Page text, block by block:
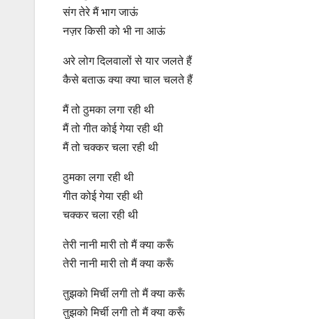
संग तेरे मैं भाग जाऊं
नज़र किसी को भी ना आऊं
अरे लोग दिलवालों से यार जलते हैं
कैसे बताऊ क्या क्या चाल चलते हैं
मैं तो ठुमका लगा रही थी
मैं तो गीत कोई गेया रही थी
मैं तो चक्कर चला रही थी
ठुमका लगा रही थी
गीत कोई गेया रही थी
चक्कर चला रही थी
तेरी नानी मारी तो मैं क्या करूँ
तेरी नानी मारी तो मैं क्या करूँ
तुझको मिर्ची लगी तो मैं क्या करूँ
तुझको मिर्ची लगी तो मैं क्या करूँ